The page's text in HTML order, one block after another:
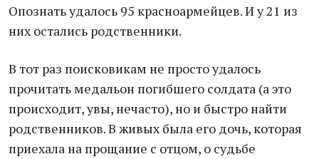
Опознать удалось 95 красноармейцев. И у 21 из
них остались родственники.
В тот раз поисковикам не просто удалось
прочитать медальон погибшего солдата (а это
происходит, увы, нечасто), но и быстро найти
родственников. В живых была его дочь, которая
приехала на прощание с отцом, о судьбе